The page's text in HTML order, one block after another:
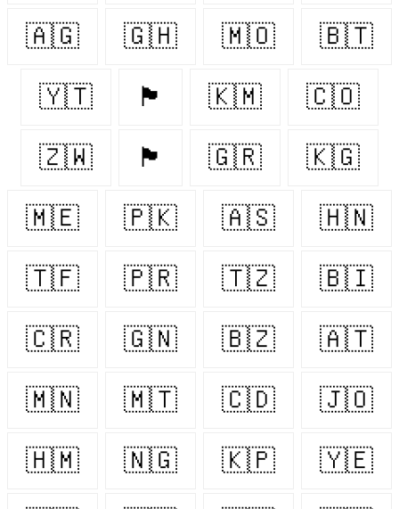
🇦🇬 🇬🇭 🇲🇴 🇧🇹
🇾🇹 🏴󠁧󠁢󠁥󠁮󠁧󠁿 🇰🇲 🇨🇴
🇿🇼 🏴󠁧󠁢󠁳󠁣󠁴󠁿 🇬🇷 🇰🇬
🇲🇪 🇵🇰 🇦🇸 🇭🇳
🇹🇫 🇵🇷 🇹🇿 🇧🇮
🇨🇷 🇬🇳 🇧🇿 🇦🇹
🇲🇳 🇲🇹 🇨🇩 🇯🇴
🇭🇲 🇳🇬 🇰🇵 🇾🇪